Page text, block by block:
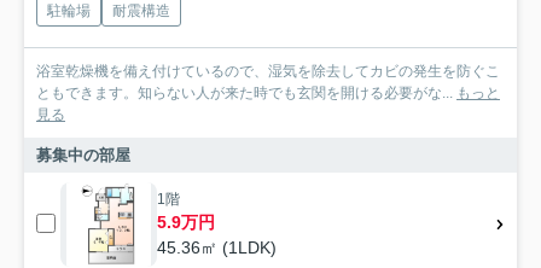
駐輪場 耐震構造
浴室乾燥機を備え付けているので、湿気を除去してカビの発生を防ぐこ
ともできます。知らない人が来た時でも玄関を開ける必要がな...
もっと
見る
募集中の部屋
1階
5.9万円
45.36㎡ (1LDK)